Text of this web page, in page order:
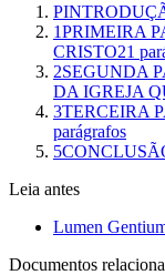
P
1PRIMEIRA
CRISTO21
2SEGUNDA
DA IGREJA
3TERCEIRA
parágrafos
5
Leia antes
Lumen
Documentos